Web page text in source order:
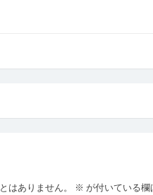
はありません。 ※ が付いている